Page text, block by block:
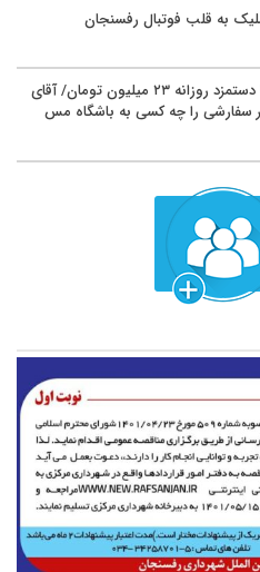
به قلب فوتبال رفسنجان
مدیر غیربومی با دستمزد روزانه ۲۳ میلیون تومان/ آقای
سفارشی را چه کسی به باشگاه مس